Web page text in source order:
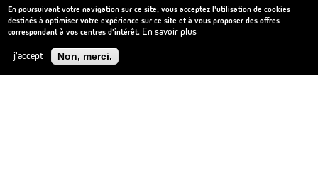
En poursuivant votre navigation sur ce site, vous acceptez l'utilisation de cookies
destinés à optimiser votre expérience sur ce site et à vous proposer des offres
correspondant à vos centres d'intérêt. En savoir plus
j'accept
Non, merci.
contenu
principal